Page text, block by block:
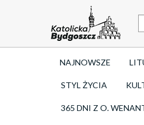
NAJNOWSZE
STYL ŻYCIA
365 DNI Z O.